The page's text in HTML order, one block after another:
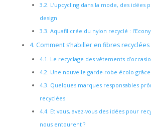
3.2. L’upcycling dans la mode, des idées
design
3.3. Aquafil crée du nylon recyclé : l’Econyl
4. Comment s’habiller en fibres recyclées
4.1. Le recyclage des vêtements
4.2. Une nouvelle garde-robe écolo grâce
4.3. Quelques marques responsables
recyclées
4.4. Et vous, avez-vous des idées pour
nous entourent ?